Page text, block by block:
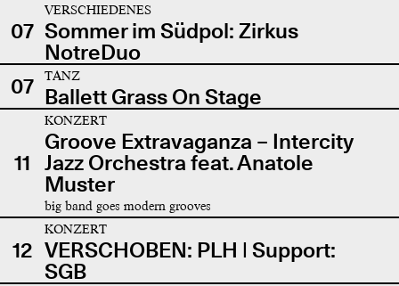
07
VERSCHIEDENES
Sommer im Südpol: Zirkus
NotreDuo
07
TANZ
Ballett Grass On Stage
11
KONZERT
Groove Extravaganza – Intercity
Jazz Orchestra feat. Anatole
Muster
big band goes modern grooves
12
KONZERT
VERSCHOBEN: PLH | Support:
SGB